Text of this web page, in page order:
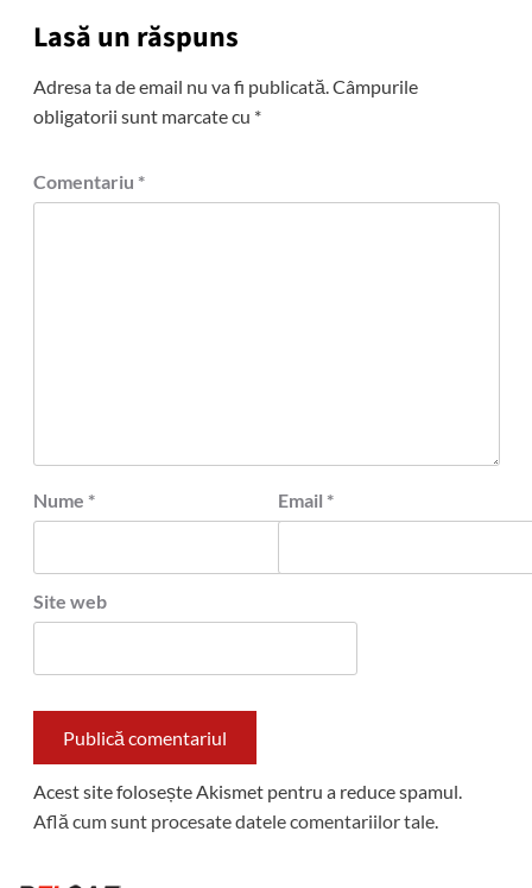
Lasă un răspuns
Adresa ta de email nu va fi publicată.Câmpurile
obligatorii sunt marcate cu *
Comentariu *
Nume * Email *
Site web
Acest site folosește Akismet pentru a reduce spamul.
Află cum sunt procesate datele comentariilor tale.